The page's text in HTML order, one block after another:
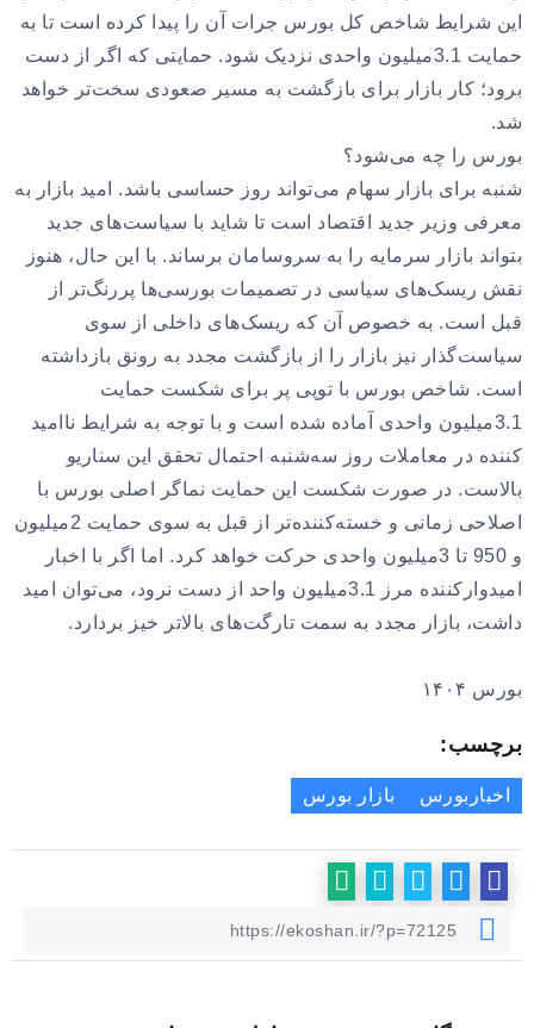
این شرایط شاخص‌ کل بورس جرات آن را پیدا کرده است تا به
حمایت 3.1میلیون واحدی نزدیک شود. حمایتی که اگر از دست
برود؛ کار بازار برای بازگشت به مسیر صعودی سخت‌تر خواهد
شد.
بورس را چه می‌شود؟
شنبه برای بازار سهام می‌تواند روز حساسی باشد. امید بازار به
معرفی وزیر جدید اقتصاد است تا شاید با سیاست‌های جدید
بتواند بازار سرمایه را به سروسامان برساند. با این حال، هنوز
نقش ریسک‌های سیاسی در تصمیمات بورسی‌ها پررنگ‌تر از
قبل است. به خصوص آن که ریسک‌های داخلی از سوی
سیاست‌گذار نیز بازار را از بازگشت مجدد به رونق بازداشته
است. شاخص بورس با توپی پر برای شکست حمایت
3.1میلیون واحدی آماده شده است و با توجه به شرایط ناامید
کننده در معاملات روز سه‌شنبه احتمال تحقق این سناریو
بالاست. در صورت شکست این حمایت نماگر اصلی بورس با
اصلاحی زمانی و خسته‌کننده‌تر از قبل به سوی حمایت 2میلیون
و 950 تا 3میلیون واحدی حرکت خواهد کرد. اما اگر با اخبار
امیدوارکننده مرز 3.1میلیون واحد از دست نرود، می‌توان امید
داشت، بازار مجدد به سمت تارگت‌های بالاتر خیز بردارد.
بورس ۱۴۰۴
برچسب:
اخباربورس بازار بورس